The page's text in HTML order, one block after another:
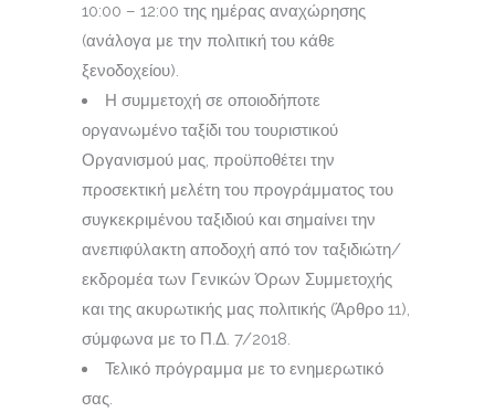
10:00 – 12:00 της ημέρας αναχώρησης
(ανάλογα με την πολιτική του κάθε
ξενοδοχείου).
Η συμμετοχή σε οποιοδήποτε
οργανωμένο ταξίδι του τουριστικού
Οργανισμού μας, προϋποθέτει την
προσεκτική μελέτη του προγράμματος του
συγκεκριμένου ταξιδιού και σημαίνει την
ανεπιφύλακτη αποδοχή από τον ταξιδιώτη/
εκδρομέα των Γενικών Όρων Συμμετοχής
και της ακυρωτικής μας πολιτικής (Άρθρο 11),
σύμφωνα με το Π.Δ. 7/2018.
Τελικό πρόγραμμα με το ενημερωτικό
σας.